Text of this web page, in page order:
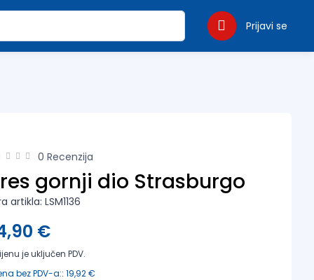
Prijavi se
0 Recenzija
gornji dio Strasburgo
artikla: LSM1136
€
je uključen PDV.
bez PDV-a:: 19,92 €